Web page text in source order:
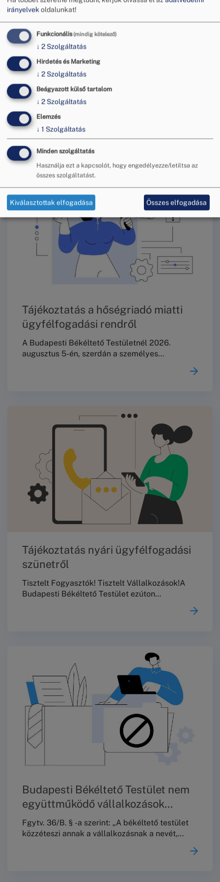
megküldésére, valamint a meghallgatáson
egyezség létrehozatalára feljogosított személy
részvételének biztosítására terjed ki. A listán
szereplő vállalkozások válasziratot nem küldtek, a
meghallgatáson egyezség létrehozatalára
feljogosított személy részvételét nem biztosították.
A Budapesti Békéltető Testülettel
egyuttmukodo vallalk 2021-_2.pdf
meg.
További hírek
Tájékoztatás a hőségriadó miatti
ügyfélfogadási rendről
A Budapesti Békéltető Testületnél 2026.
augusztus 5-én, szerdán a személyes
Tájékoztatás nyári ügyfélfogadási
szünetről
Tisztelt Fogyasztók! Tisztelt Vállalkozások!A
Budapesti Békéltető Testület ezúton
Önöket!Köszönjük a megértést!
Üdvözlettel,Budapesti Békéltető Testület
Budapesti Békéltető Testület nem
együttműködő vállalkozások
jegyzéke 2026. január 15. – 2026.
július 15-ig.
Fgytv. 36/B. § -a szerint: „A békéltető testület
közzéteszi annak a vállalkozásnak a nevét,
irányelvekoldalunkat!
Funkcionális(mindig kötelező)
↓ 2 Szolgáltatás
Hirdetés és Marketing
↓ 2 Szolgáltatás
Beágyazott külső tartalom
↓ 2 Szolgáltatás
Elemzés
↓ 1 Szolgáltatás
Minden szolgáltatás
Használja ezt a kapcsolót, hogy engedélyezze/letiltsa az
összes szolgáltatást.
Kiválasztottak elfogadása Összes elfogadása